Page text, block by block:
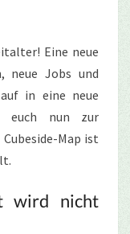
Eine neue
neue Jobs und
in eine neue
euch nun zur
Map ist
wird nicht